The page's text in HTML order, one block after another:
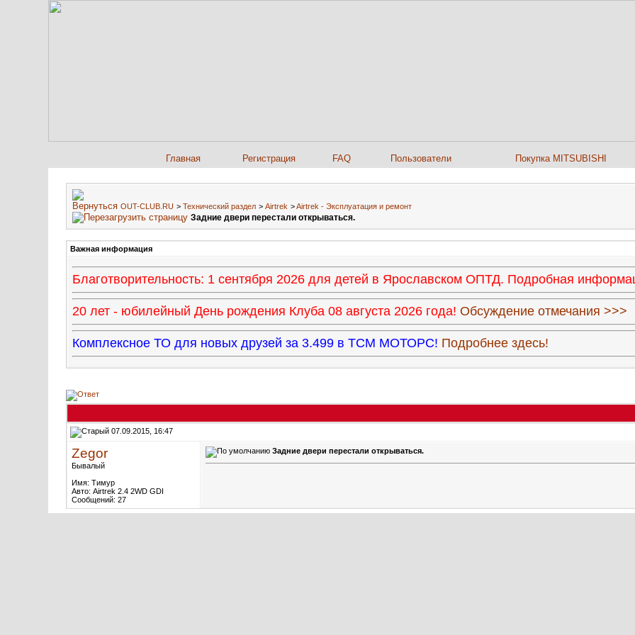
Главная Регистрация FAQ Пользователи Покупка MITSUBISHI
OUT-CLUB.RU > Технический раздел > Airtrek >Airtrek - Эксплуатация и ремонт
Задние двери перестали открываться.
Важная информация
Благотворительность: 1 сентября 2026 для детей в Ярославском ОПТД. Подробная
20 лет - юбилейный День рождения Клуба 08 августа 2026 года! Обсуждение отмечания >>>
Комплексное ТО для новых друзей за 3.499 в ТСМ МОТОРС! Подробнее здесь!
07.09.2015, 16:47
Zegor
Бывалый
Имя: Тимур
Авто: Airtrek 2.4 2WD GDI
Сообщений: 27
Задние двери перестали открываться.